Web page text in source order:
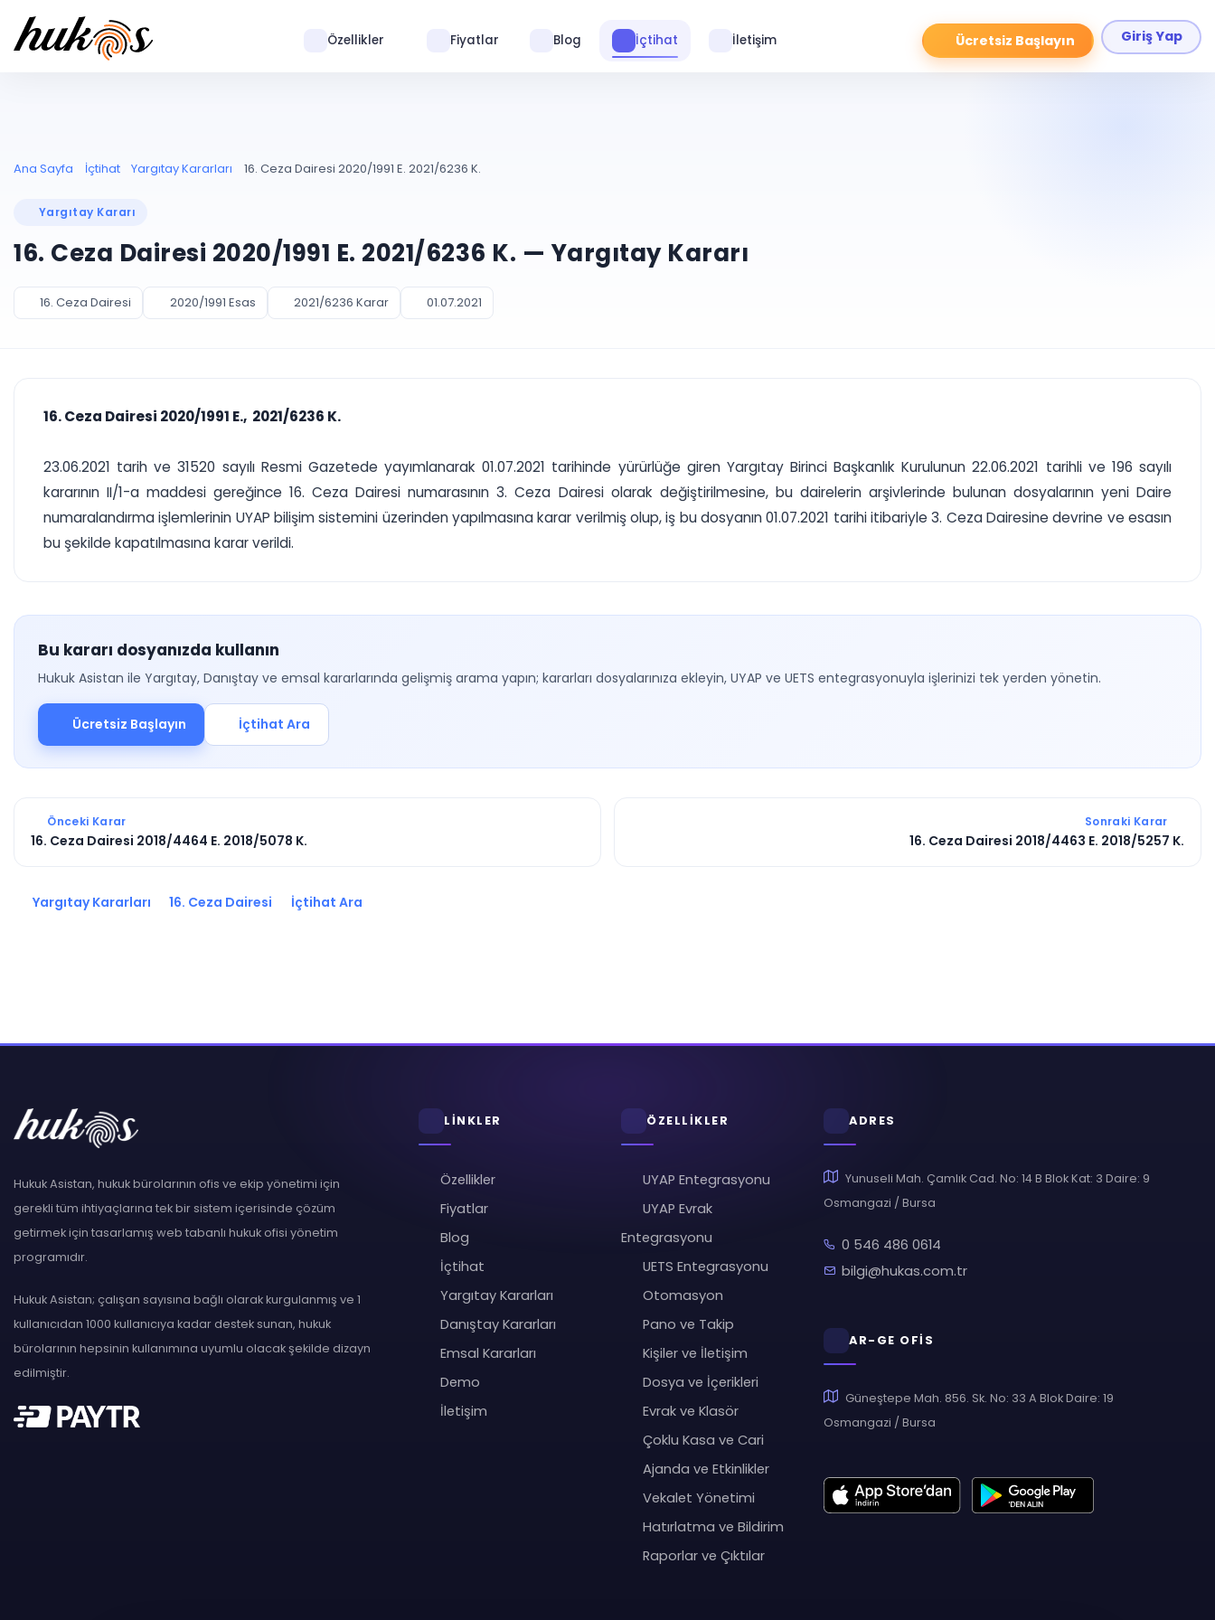
Ücretsiz Başlayın Giriş Yap
Özellikler Fiyatlar Blog İçtihat İletişim
Ana Sayfa İçtihat Yargıtay Kararları 16. Ceza Dairesi 2020/1991 E. 2021/6236 K.
Yargıtay Kararı
16. Ceza Dairesi 2020/1991 E. 2021/6236 K. — Yargıtay Kararı
16. Ceza Dairesi 2020/1991 Esas 2021/6236 Karar 01.07.2021
16. Ceza Dairesi 2020/1991 E., 2021/6236 K.
23.06.2021 tarih ve 31520 sayılı Resmi Gazetede yayımlanarak 01.07.2021 tarihinde yürürlüğe giren Yargıtay Birinci Başkanlık Kurulunun 22.06.2021 tarihli ve 196 sayılı
kararının II/1-a maddesi gereğince 16. Ceza Dairesi numarasının 3. Ceza Dairesi olarak değiştirilmesine, bu dairelerin arşivlerinde bulunan dosyalarının yeni Daire
numaralandırma işlemlerinin UYAP bilişim sistemini üzerinden yapılmasına karar verilmiş olup, iş bu dosyanın 01.07.2021 tarihi itibariyle 3. Ceza Dairesine devrine ve esasın
bu şekilde kapatılmasına karar verildi.
Bu kararı dosyanızda kullanın
Hukuk Asistan ile Yargıtay, Danıştay ve emsal kararlarında gelişmiş arama yapın; kararları dosyalarınıza ekleyin, UYAP ve UETS entegrasyonuyla işlerinizi tek yerden yönetin.
Ücretsiz Başlayın İçtihat Ara
Önceki Karar
16. Ceza Dairesi 2018/4464 E. 2018/5078 K.
Sonraki Karar
16. Ceza Dairesi 2018/4463 E. 2018/5257 K.
Yargıtay Kararları 16. Ceza Dairesi İçtihat Ara
Hukuk Asistan, hukuk bürolarının ofis ve ekip yönetimi için
gerekli tüm ihtiyaçlarına tek bir sistem içerisinde çözüm
getirmek için tasarlamış web tabanlı hukuk ofisi yönetim
programıdır.
Hukuk Asistan; çalışan sayısına bağlı olarak kurgulanmış ve 1
kullanıcıdan 1000 kullanıcıya kadar destek sunan, hukuk
bürolarının hepsinin kullanımına uyumlu olacak şekilde dizayn
edilmiştir.
LİNKLER
Özellikler
Fiyatlar
Blog
İçtihat
Yargıtay Kararları
Danıştay Kararları
Emsal Kararları
Demo
İletişim
ÖZELLİKLER
UYAP Entegrasyonu
UYAP Evrak
Entegrasyonu
UETS Entegrasyonu
Otomasyon
Pano ve Takip
Kişiler ve İletişim
Dosya ve İçerikleri
Evrak ve Klasör
Çoklu Kasa ve Cari
Ajanda ve Etkinlikler
Vekalet Yönetimi
Hatırlatma ve Bildirim
Raporlar ve Çıktılar
ADRES
Yunuseli Mah. Çamlık Cad. No: 14 B Blok Kat: 3 Daire: 9
Osmangazi / Bursa
0 546 486 0614
bilgi@hukas.com.tr
AR-GE OFİS
Güneştepe Mah. 856. Sk. No: 33 A Blok Daire: 19
Osmangazi / Bursa